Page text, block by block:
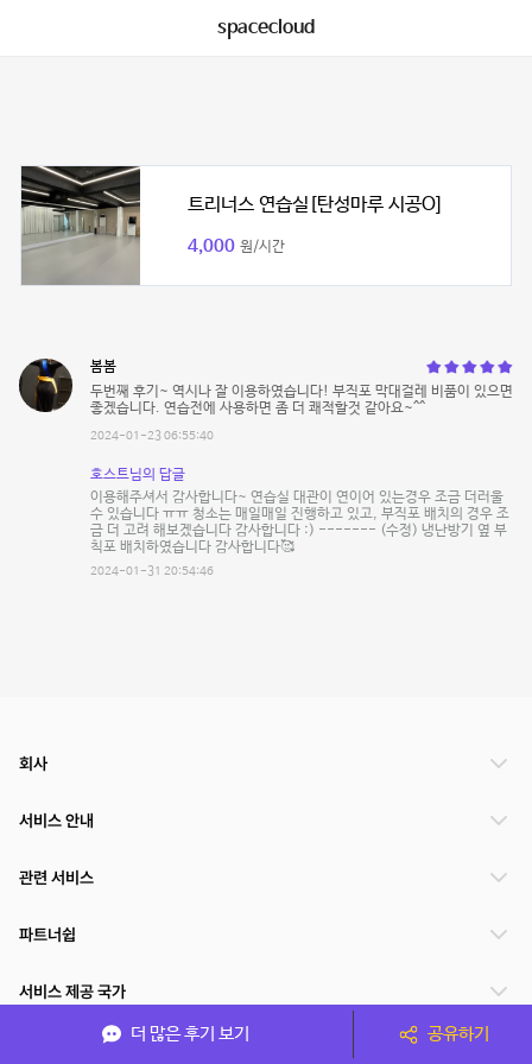
spacecloud
트리너스 연습실[탄성마루 시공O]
4,000 원/시간
봄봄
두번째 후기~ 역시나 잘 이용하였습니다! 부직포 막대걸레 비품이 있으면
좋겠습니다. 연습전에 사용하면 좀 더 쾌적할것 같아요~^^
2024-01-23 06:55:40
호스트님의 답글
이용해주셔서 감사합니다~ 연습실 대관이 연이어 있는경우 조금 더러울
수 있습니다 ㅠㅠ 청소는 매일매일 진행하고 있고, 부직포 배치의 경우 조
금 더 고려 해보겠습니다 감사합니다 :) ------- (수정) 냉난방기 옆 부
칙포 배치하였습니다 감사합니다🥰
2024-01-31 20:54:46
더 많은 후기 보기 공유하기
회사
서비스 안내
관련 서비스
파트너쉽
서비스 제공 국가